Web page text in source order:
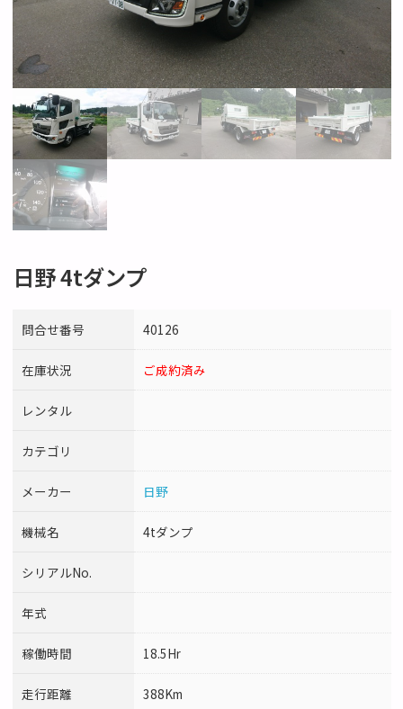
日野 4tダンプ
問合せ番号 40126
在庫状況 ご成約済み
レンタル
カテゴリ
メーカー 日野
機械名 4tダンプ
シリアルNo.
年式
稼働時間 18.5Hr
走行距離 388Km